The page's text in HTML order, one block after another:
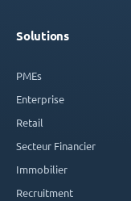
Solutions
PMEs
Enterprise
Retail
Secteur Financier
Immobilier
Recruitment